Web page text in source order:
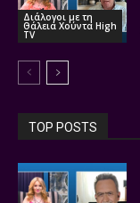
Διάλογοι με τη
Θάλεια Χούντα High
TV
TOP POSTS